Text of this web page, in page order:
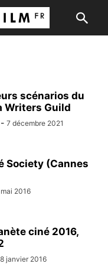
scénarios du
Writers Guild
- 7 décembre 2021
Society (Cannes
2016
ciné 2016,
janvier 2016